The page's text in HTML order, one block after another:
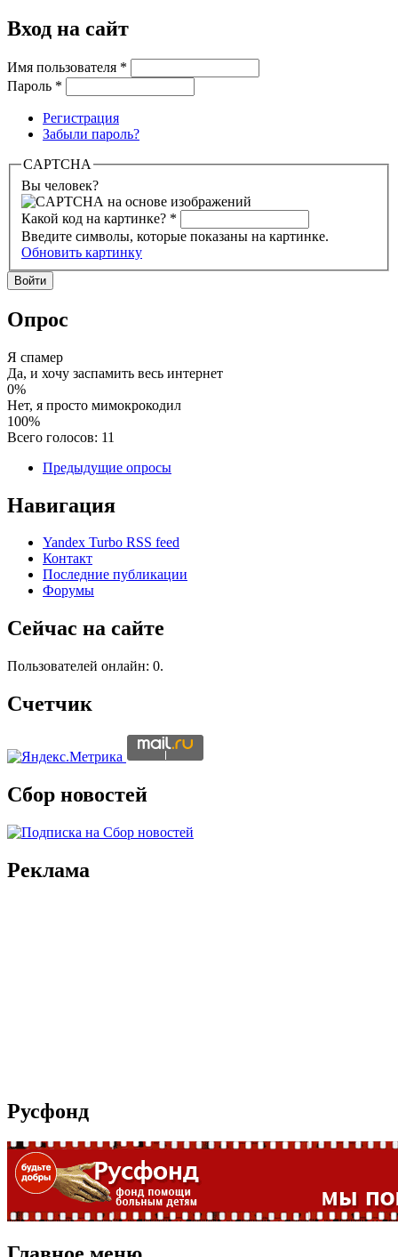
Вход на сайт
Имя пользователя *
Пароль *
Регистрация
Забыли пароль?
CAPTCHA
Вы человек?
Какой код на картинке? *
Введите символы, которые показаны на картинке.
Обновить картинку
Опрос
Я спамер
Да, и хочу заспамить весь интернет
0%
Нет, я просто мимокрокодил
100%
Всего голосов: 11
Предыдущие опросы
Навигация
Yandex Turbo RSS feed
Контакт
Последние публикации
Форумы
Сейчас на сайте
Пользователей онлайн: 0.
Счетчик
Сбор новостей
Реклама
Русфонд